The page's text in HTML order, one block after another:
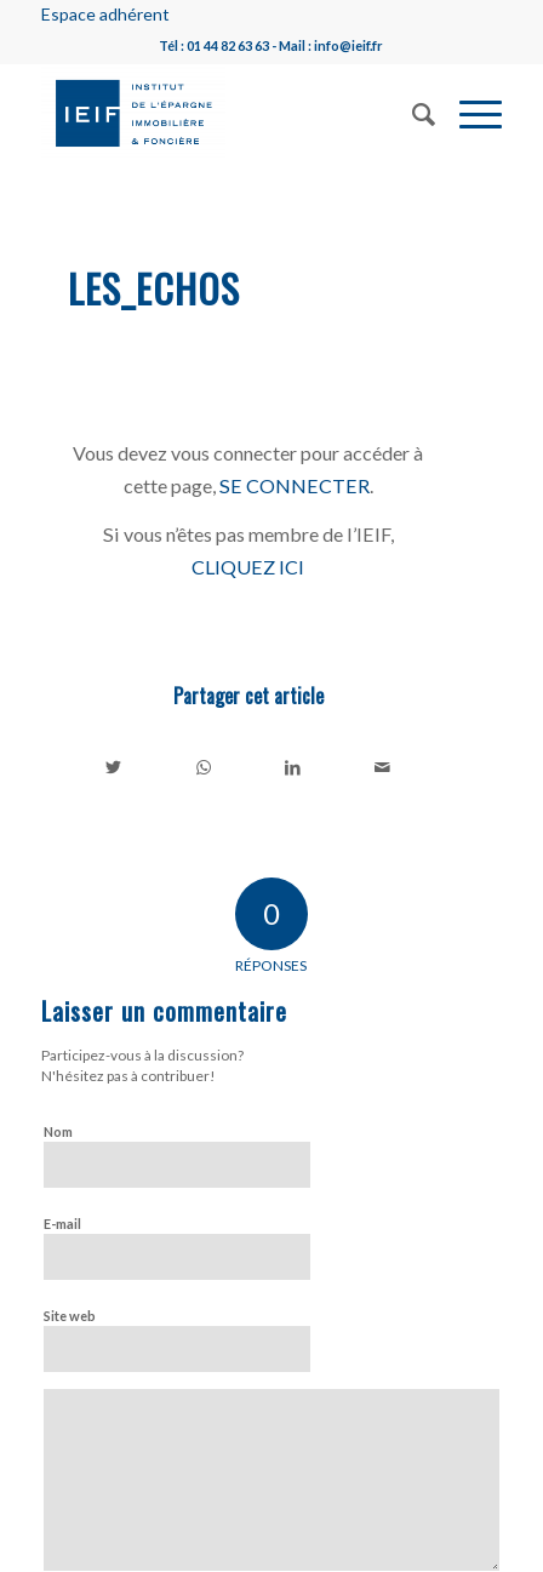
Espace adhérent
Tél : 01 44 82 63 63 - Mail : info@ieif.fr
LES_ECHOS
Vous devez vous connecter pour accéder à
cette page, SE CONNECTER
Si vous n’êtes pas membre de l’IEIF,
CLIQUEZ ICI
Partager cet article
0
RÉPONSES
Laisser un commentaire
Participez-vous à la discussion?
N'hésitez pas à contribuer!
Nom
E-mail
Site web